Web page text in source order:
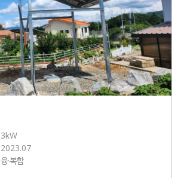
3kW
2023.07
융·복합